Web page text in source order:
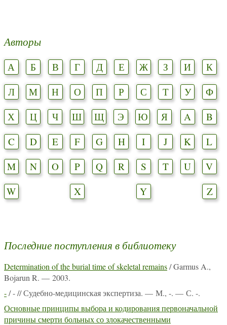
Авторы
А Б В Г Д Е Ж З И
К
Л
М Н О П Р С Т У
Ф
Х
Ц Ч Ш Щ Э Ю Я A
B
C
D E F G H I J K
L
M
N O P Q R S T U
V
W
X Y Z
Последние поступления в библиотеку
Determination of the burial time of skeletal remains/ Garmus A.,
Bojarun R. — 2003.
-/ - // Судебно-медицинская экспертиза. — М., -. — С. -.
Основные принципы выбора и кодирования первоначальной
причины смерти больных со злокачественными